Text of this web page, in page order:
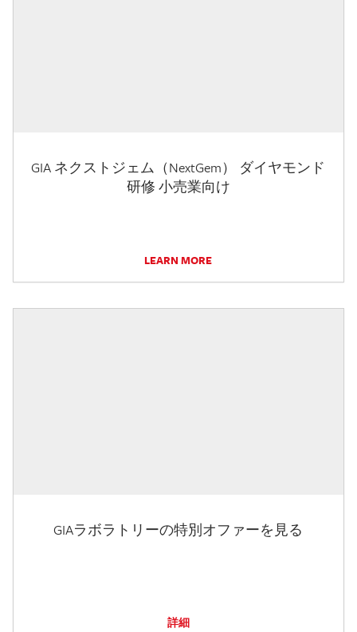
GIA ネクストジェム（NextGem） ダイヤモンド
研修 小売業向け
LEARN MORE
GIAラボラトリーの特別オファーを見る
詳細